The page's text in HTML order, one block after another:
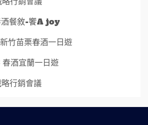
餐敘-饗A joy
竹苗栗春酒一日遊
酒宜蘭一日遊
行銷會議